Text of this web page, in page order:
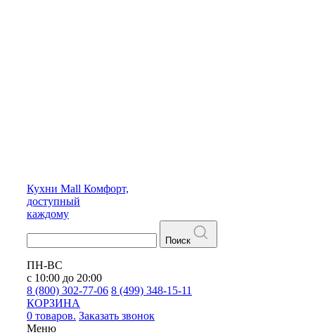
Кухни Mall Комфорт,
доступный
каждому
Поиск
ПН-ВС
с 10:00 до 20:00
8 (800) 302-77-06 8 (499) 348-15-11
КОРЗИНА
0 товаров. Заказать звонок
Меню